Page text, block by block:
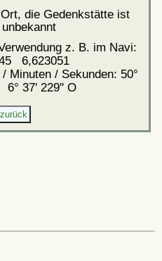
die Gedenkstätte ist
z. B. im Navi:
6,623051
Minuten / Sekunden: 50°
37' 229'' O